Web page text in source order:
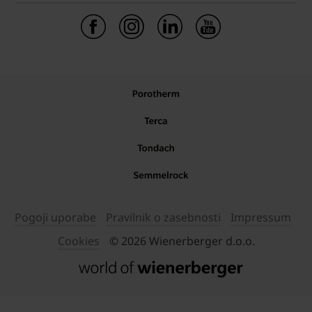
Pogoji uporabe Pravilnik o zasebnosti
Impressum
Cookies
© 2026 Wienerberger d.o.o.